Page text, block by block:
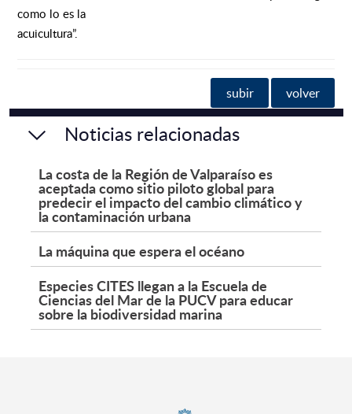
como lo es la
acuicultura”.
subir volver
Noticias relacionadas
La costa de la Región de Valparaíso es
aceptada como sitio piloto global para
predecir el impacto del cambio climático y
la contaminación urbana
La máquina que espera el océano
Especies CITES llegan a la Escuela de
Ciencias del Mar de la PUCV para educar
sobre la biodiversidad marina